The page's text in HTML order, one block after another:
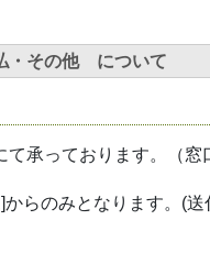
・その他 について
て承っております。（
からのみとなります。(